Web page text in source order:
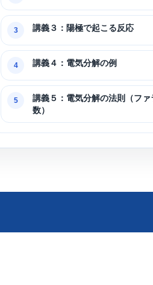
3 講義３：陽極で起こる反応
4 講義４：電気分解の例
5
講義５：電気分解の法則（ファ
数）